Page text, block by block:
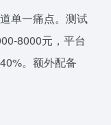
单一痛点。测试
8000元，平台
。额外配备